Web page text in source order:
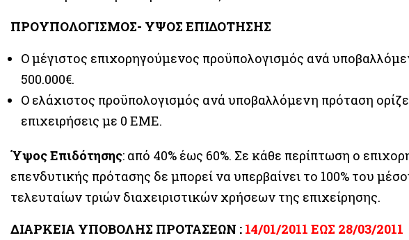
ΠΡΟΥΠΟΛΟΓΙΣΜΟΣ- ΥΨΟΣ ΕΠΙΔΟΤΗΣΗΣ
Ο μέγιστος επιχορηγούμενος προϋπολογισμός ανά
500.000€.
Ο ελάχιστος προϋπολογισμός ανά υποβαλλόμενη πρόταση
επιχειρήσεις με 0 ΕΜΕ.
Ύψος Επιδότησης: από 40% έως 60%. Σε κάθε περίπτωση ο
επενδυτικής πρότασης δε μπορεί να υπερβαίνει το 100% του
τελευταίων τριών διαχειριστικών χρήσεων της επιχείρησης.
ΔΙΑΡΚΕΙΑ ΥΠΟΒΟΛΗΣ ΠΡΟΤΑΣΕΩΝ : 14/01/2011 ΕΩΣ 28/03/2011